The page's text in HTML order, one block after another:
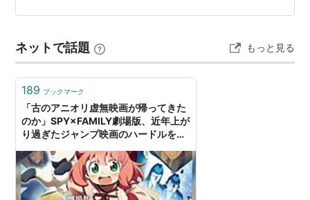
ネットで話題 もっと見る
189 ブックマーク
「古のアニオリ虚無映画が帰ってきた
のか」SPY×FAMILY劇場版、近年上が
り過ぎたジャンプ映画のハードルを下
い